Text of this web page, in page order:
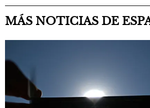
MÁS NOTICIAS DE